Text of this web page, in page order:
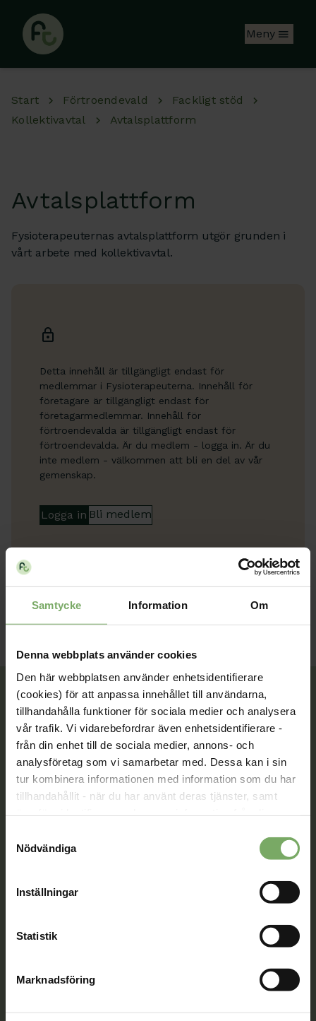
Samtycke Information Om
Denna webbplats använder cookies
Den här webbplatsen använder enhetsidentifierare
(cookies) för att anpassa innehållet till användarna,
tillhandahålla funktioner för sociala medier och analysera
vår trafik. Vi vidarebefordrar även enhetsidentifierare -
från din enhet till de sociala medier, annons- och
analysföretag som vi samarbetar med. Dessa kan i sin
tur kombinera informationen med information som du har
tillhandahållit - när du har använt deras tjänster, samt
området. Du godkänner våra cookies vid fortsatt
Nödvändiga
Inställningar
Statistik
Marknadsföring
Meny
Start Förtroendevald
Fackligt stöd
Kollektivavtal
Avtalsplattform
Avtalsplattform
Fysioterapeuternas avtalsplattform utgör grunden i
vårt arbete med kollektivavtal.
Detta innehåll är tillgängligt endast för
medlemmar i Fysioterapeuterna. Innehåll för
företagare är tillgängligt endast för
företagarmedlemmar. Innehåll för
förtroendevalda är tillgängligt endast för
förtroendevalda. Är du medlem - logga in. Är du
inte medlem - välkommen att bli en del av vår
gemenskap.
Logga in Bli medlem
Tillsammans rör vi oss framåt. Du är en viktig del
av vår rörelse.
Bli medlem
Kontakt
medlem hittar fler kontaktvägar på Min sida.
08-567 06 100